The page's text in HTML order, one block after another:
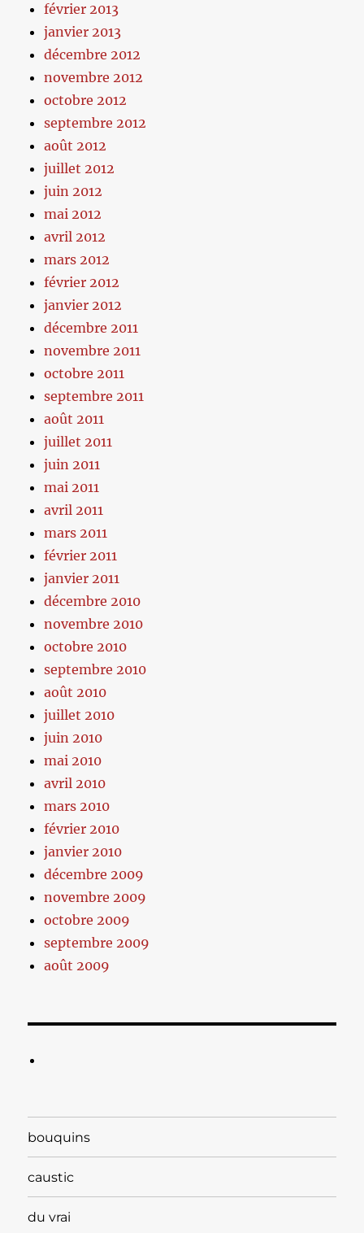
février 2013
janvier 2013
décembre 2012
novembre 2012
octobre 2012
septembre 2012
août 2012
juillet 2012
juin 2012
mai 2012
avril 2012
mars 2012
février 2012
janvier 2012
décembre 2011
novembre 2011
octobre 2011
septembre 2011
août 2011
juillet 2011
juin 2011
mai 2011
avril 2011
mars 2011
février 2011
janvier 2011
décembre 2010
novembre 2010
octobre 2010
septembre 2010
août 2010
juillet 2010
juin 2010
mai 2010
avril 2010
mars 2010
février 2010
janvier 2010
décembre 2009
novembre 2009
octobre 2009
septembre 2009
août 2009
bouquins
caustic
du vrai